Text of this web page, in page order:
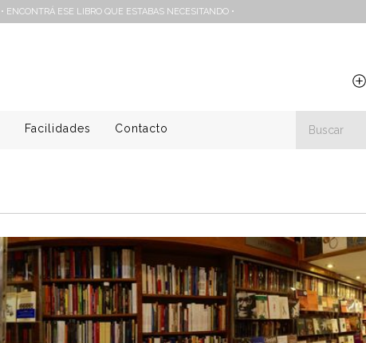
• ENCONTRÁ ESE LIBRO QUE ESTABAS NECESITANDO •
Facilidades Contacto